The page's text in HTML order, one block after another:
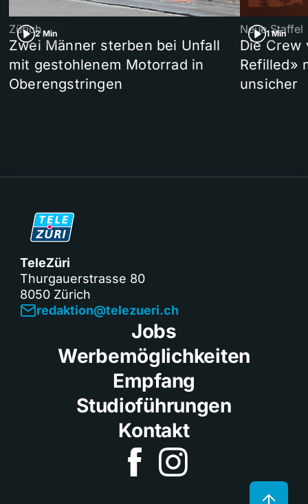
2 Min
Zürich
Zwei Männer sterben bei Unfall
mit gestohlenem Motorrad in
Oberengstringen
1 Min
Neue Staffel
Die Crew
Refilled»
unsicher
TeleZüri
Thurgauerstrasse 80
8050 Zürich
redaktion@telezueri.ch
Jobs
Werbemöglichkeiten
Empfang
Studioführungen
Kontakt